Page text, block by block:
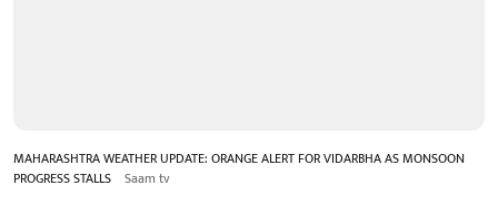
MAHARASHTRA WEATHER UPDATE: ORANGE ALERT FOR VIDARBHA AS MONSOON
PROGRESS STALLS Saam tv